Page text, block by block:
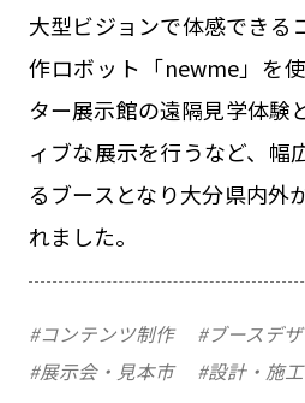
大型ビジョンで体感できる
作ロボット「newme」を
ター展示館の遠隔見学体験
ィブな展示を行うなど、幅
るブースとなり大分県内外
れました。
#コンテンツ制作
#ブースデ
#展示会・見本市
#設計・施工